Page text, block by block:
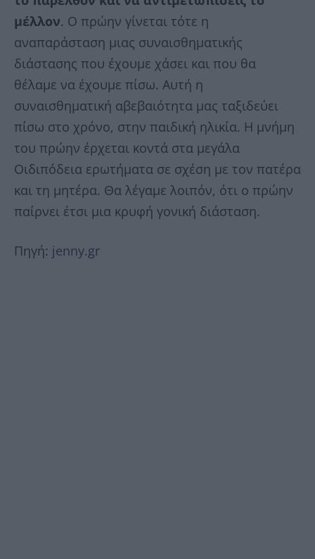
μέλλον. Ο πρώην γίνεται τότε η
αναπαράσταση μιας συναισθηματικής
διάστασης που έχουμε χάσει και που θα
θέλαμε να έχουμε πίσω. Αυτή η
συναισθηματική αβεβαιότητα μας ταξιδεύει
πίσω στο χρόνο, στην παιδική ηλικία. Η μνήμη
του πρώην έρχεται κοντά στα μεγάλα
Οιδιπόδεια ερωτήματα σε σχέση με τον πατέρα
και τη μητέρα. Θα λέγαμε λοιπόν, ότι ο πρώην
παίρνει έτσι μια κρυφή γονική διάσταση.
Πηγή: jenny.gr